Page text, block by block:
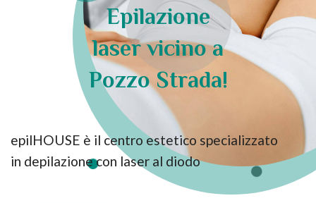
Epilazione
laser vicino a
Pozzo Strada!
epilHOUSE è il centro estetico specializzato
in depilazione con laser al diodo